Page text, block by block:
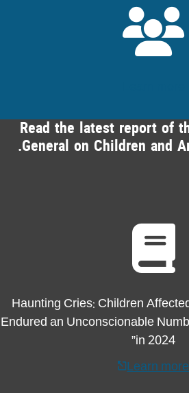
Read the latest report of
General on Children and
“22,495 Haunting Cries: Children
Endured an Unconscionable
in 2024”
Learn more